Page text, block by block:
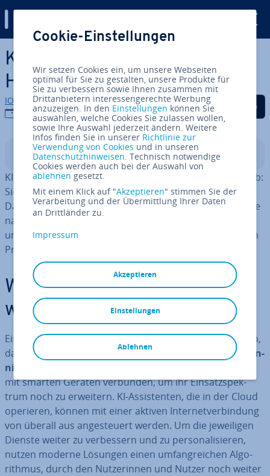
Zum Haupt­in­halt springen
KI-As­sis­ten­ten: Die smarten
Helfer im Überblick
IONOS Redaktion
30.07.2026
Auf Facebook teilen
Auf Twitter teilen
Auf LinkedIn
In­halts­ver­zeich­nis
KI-As­sis­ten­ten sind viel­sei­ti­ge Helfer im Alltag und im Job:
Sie be­ant­wor­ten Fragen, erstellen Inhalte, ana­ly­sie­ren
Daten und au­to­ma­ti­sie­ren wie­der­keh­ren­de Aufgaben. Je
nach Tool un­ter­stüt­zen sie zum Beispiel beim Telefon-
und E-Mail-Ma­nage­ment, beim Design von Visuals, beim
Pro­gram­mie­ren oder bei SEO und Social Media.
Was ist ein KI-Assistent und
was kann er?
Ein KI-Assistent (englisch: AI Assistant) ist ein Programm,
das
Befehle auf Basis von Sprache oder Text ent­ge­gen­
nimmt und ausführt
mit smarten Geräten verbunden, um ihr Ein­satz­spek­
trum noch zu erweitern. KI-As­sis­ten­ten, die in der Cloud
operieren, können mit einer aktiven In­ter­net­ver­bin­dung
von überall aus an­ge­steu­ert werden. Um die je­wei­li­gen
Dienste weiter zu ver­bes­sern und zu per­so­na­li­sie­ren,
nutzen moderne Lösungen einen um­fang­rei­chen Al­go­
rith­mus, durch den Nut­ze­rin­nen und Nutzer noch weiter
Cookie-Einstellungen
Wir setzen Cookies ein, um unsere Webseiten
optimal für Sie zu gestalten, unsere Produkte für
Sie zu verbessern sowie Ihnen zusammen mit
Drittanbietern interessengerechte Werbung
anzuzeigen. In den Einstellungen können Sie
auswählen, welche Cookies Sie zulassen wollen,
sowie Ihre Auswahl jederzeit ändern. Weitere
Infos finden Sie in unserer Richtlinie zur
Verwendung von Cookies und in unseren
Datenschutzhinweisen. Technisch notwendige
Cookies werden auch bei der Auswahl von
ablehnen gesetzt.
Mit einem Klick auf "Akzeptieren" stimmen Sie der
Verarbeitung und der Übermittlung Ihrer Daten
an Drittländer zu.
Impressum
Akzeptieren
Ablehnen
Einstellungen